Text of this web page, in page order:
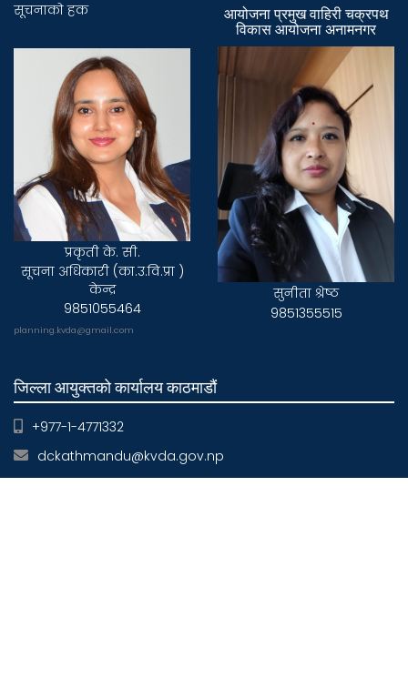
सूचनाकाे हक
प्रकृती के. सी.
सूचना अधिकारी (का.उ.वि.प्रा )
केन्द्र
9851055464
planning.kvda@gmail.com
आयोजना प्रमुख वाहिरी चक्रपथ
विकास आयोजना अनामनगर
सुनीता श्रेष्ठ
9851355515
जिल्ला आयुक्तको कार्यालय काठमाडौं
+977-1-4771332
dckathmandu@kvda.gov.np